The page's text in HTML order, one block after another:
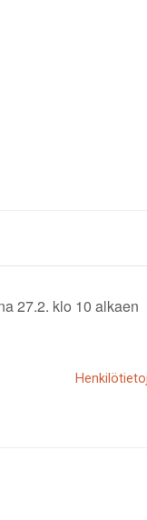
27.2. klo 10 alkaen